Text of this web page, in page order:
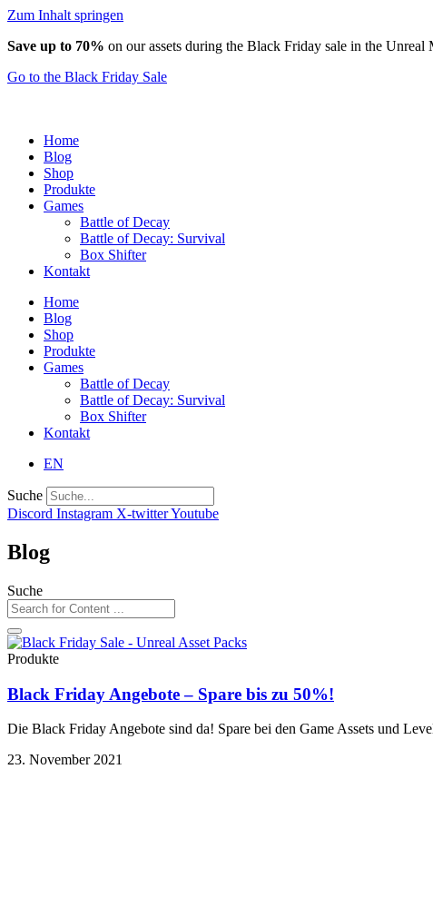
Zum Inhalt springen
Save up to 70% on our assets during the Black Friday sale in the Unreal
Go to the Black Friday Sale
Home
Blog
Shop
Produkte
Games
Battle of Decay
Battle of Decay: Survival
Box Shifter
Kontakt
Home
Blog
Shop
Produkte
Games
Battle of Decay
Battle of Decay: Survival
Box Shifter
Kontakt
EN
Suche
Discord Instagram X-twitterYoutube
Blog
Suche
Produkte
Black Friday Angebote – Spare bis zu 50%!
Die Black Friday Angebote sind da! Spare bei den Game Assets und
23. November 2021